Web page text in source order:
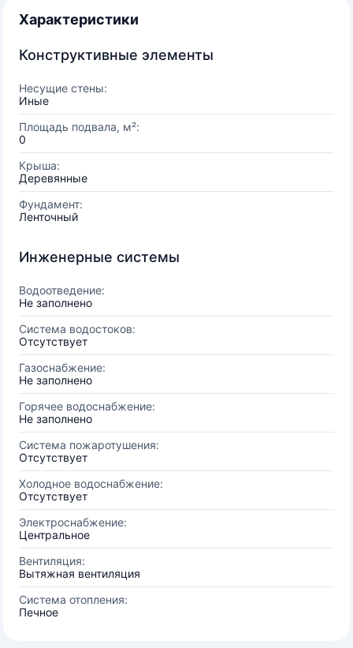
Характеристики
Конструктивные элементы
Несущие стены:
Иные
Площадь подвала, м²:
0
Крыша:
Деревянные
Фундамент:
Ленточный
Инженерные системы
Водоотведение:
Не заполнено
Система водостоков:
Отсутствует
Газоснабжение:
Не заполнено
Горячее водоснабжение:
Не заполнено
Система пожаротушения:
Отсутствует
Холодное водоснабжение:
Отсутствует
Электроснабжение:
Центральное
Вентиляция:
Вытяжная вентиляция
Система отопления:
Печное